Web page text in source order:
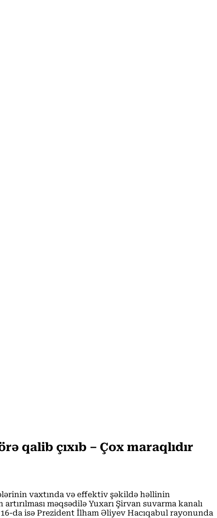
qalib çıxıb – Çox maraqlıdır
vaxtında və effektiv şəkildə həllinin
məqsədilə Yuxarı Şirvan suvarma kanalı
da isə Prezident İlham Əliyev Hacıqabul rayonunda